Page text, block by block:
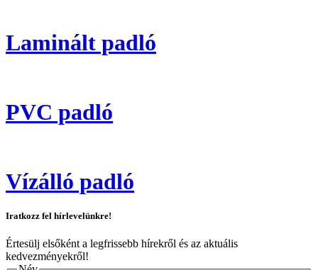
Laminált padló
PVC padló
Vízálló padló
Iratkozz fel hírlevelünkre!
Értesülj elsőként a legfrissebb hírekről és az aktuális
kedvezményekről!